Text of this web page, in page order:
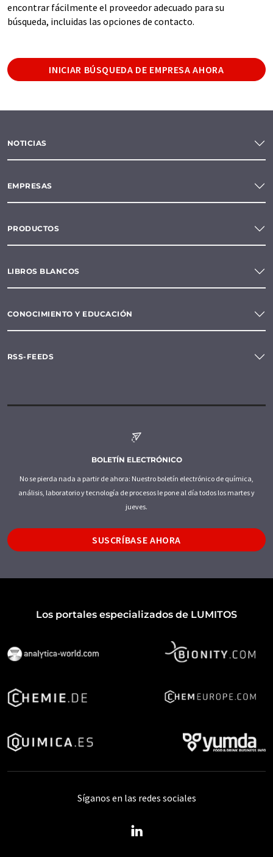
encontrar fácilmente el proveedor adecuado para su
búsqueda, incluidas las opciones de contacto.
INICIAR BÚSQUEDA DE EMPRESA AHORA
NOTICIAS
EMPRESAS
PRODUCTOS
LIBROS BLANCOS
CONOCIMIENTO Y EDUCACIÓN
RSS-FEEDS
BOLETÍN ELECTRÓNICO
No se pierda nada a partir de ahora: Nuestro boletín electrónico de química,
análisis, laboratorio y tecnología de procesos le pone al día todos los martes y
jueves.
SUSCRÍBASE AHORA
Los portales especializados de LUMITOS
Síganos en las redes sociales